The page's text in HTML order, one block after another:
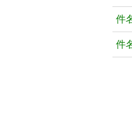
件
件